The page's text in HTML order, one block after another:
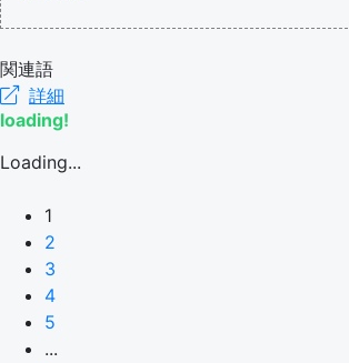
関連語
詳細
loading!
Loading...
1
2
3
4
5
...